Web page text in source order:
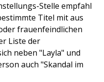
Stelle empfahl
Titel mit aus
frauenfeindlichen
Liste der
neben "Layla" und
auch "Skandal im